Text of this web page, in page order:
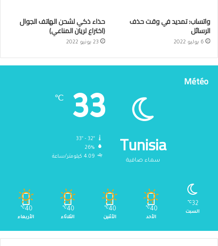
واتساب: تمديد في وقت حذف
الرسائل
6 يوليو 2022
حذاء ذكي لشحن الهاتف الجوال
(اختراع لريان المناعي)
23 يونيو 2022
Météo
Tunisia
سماء صافية
33
℃
33º - 32º
26%
4.09 كيلومتر/ساعة
32
℃
السبت 40
℃
الأحد
40
℃
الأثنين
40
℃
الثلاثاء
40
℃
الأربعاء